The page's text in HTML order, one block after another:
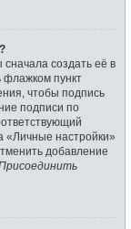
создать её в
флажком пункт
чтобы подпись
подписи по
«Личные настройки»
добавление